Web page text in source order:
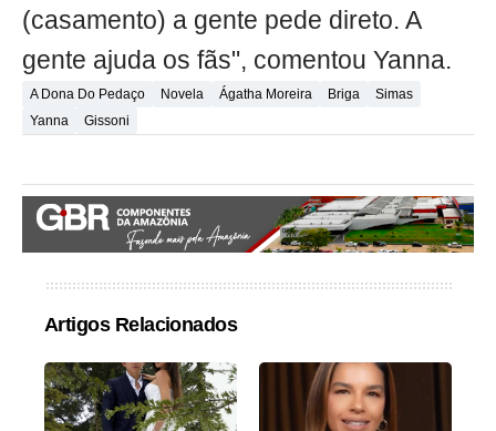
(casamento) a gente pede direto. A
gente ajuda os fãs", comentou Yanna.
A Dona Do Pedaço Novela Ágatha Moreira Briga
Simas
Yanna
Gissoni
Artigos Relacionados